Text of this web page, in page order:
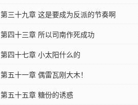
第三十九章 这是要成为反派的节奏啊
第四十三章 所以司南作死成功
第四十七章 小太阳什么的
第五十一章 偶雷瓦刚大木！
第五十五章 糖份的诱惑